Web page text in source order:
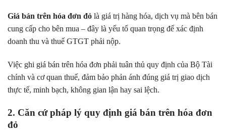
Giá bán trên hóa đơn đỏ là giá trị hàng hóa, dịch vụ mà bên bán
cung cấp cho bên mua – đây là yếu tố quan trọng để xác định
doanh thu và thuế GTGT phải nộp.
Việc ghi giá bán trên hóa đơn phải tuân thủ quy định của Bộ Tài
chính và cơ quan thuế, đảm bảo phản ánh đúng giá trị giao dịch
thực tế, minh bạch, không gian lận hay sai lệch.
2. Căn cứ pháp lý quy định giá bán trên hóa đơn
đỏ